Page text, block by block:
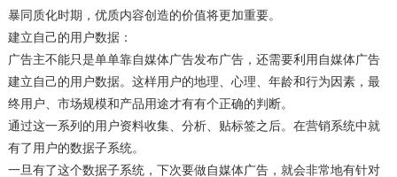
暴同质化时期，优质内容创造的价值将更加重要。
建立自己的用户数据：
广告主不能只是单单靠自媒体广告发布广告，还需要利用自媒体广告
建立自己的用户数据。这样用户的地理、心理、年龄和行为因素，最
终用户、市场规模和产品用途才有有个正确的判断。
通过这一系列的用户资料收集、分析、贴标签之后。在营销系统中就
有了用户的数据子系统。
一旦有了这个数据子系统，下次要做自媒体广告，就会非常地有针对